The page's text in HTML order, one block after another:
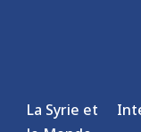
La Syrie et